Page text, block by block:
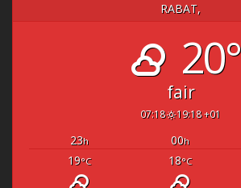
RABAT,
20°
fair
07:18 19:18 +01
23h 00h
19°C 18°C